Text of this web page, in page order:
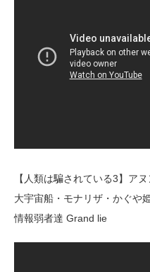
【人類は騙されている3】ア
大宇宙船・モナリザ・かぐや
情報弱者達 Grand lie